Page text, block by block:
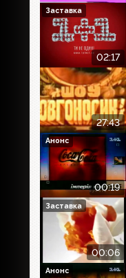
02:17
Заставка
27:43
00:19
Анонс
00:06
Заставка
Анонс